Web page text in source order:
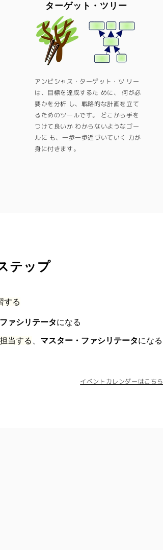
ターゲット・ツリー
アンビシャス・ターゲット・ツ リー
は、目標を達成するた めに、 何が必
要かを分析 し、戦略的な計画を立て
るためのツールです。 どこから手を
つけて良いか わからないようなゴー
ルに も、一歩一歩近づいていく 力が
身に付きます。
テップ
する
ファシリテータになる
当する マスター・ファシリテータになる
イベントカレンダーはこちら